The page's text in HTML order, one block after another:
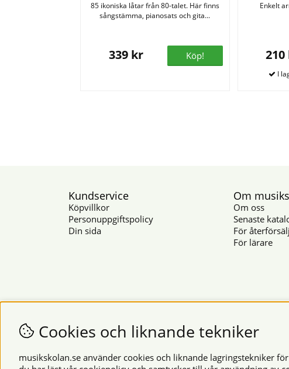
85 ikoniska låtar från 80-talet. Här finns
sångstämma, pianosats och gita...
339 kr Köp!
Enkelt
Kundservice
Köpvillkor
Personuppgiftspolicy
Din sida
Om
Om oss
Senaste
För
För lärare
©
Cookies och liknande tekniker
musikskolan.se använder cookies och liknande lagringstekniker